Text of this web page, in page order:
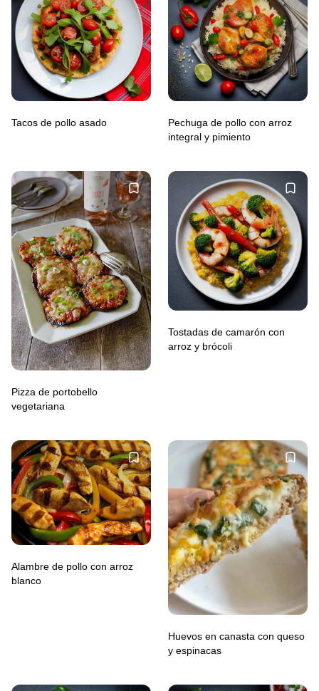
Tacos de pollo asado
Pechuga de pollo con arroz
integral y pimiento
Pizza de portobello
vegetariana
Tostadas de camarón con
arroz y brócoli
Alambre de pollo con arroz
blanco
Huevos en canasta con queso
y espinacas